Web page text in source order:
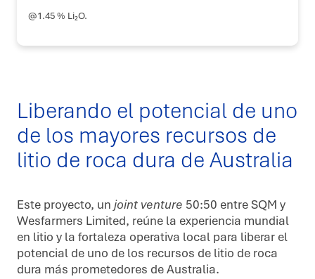
@1.45 % Li₂O.
Liberando el potencial de uno
de los mayores recursos de
litio de roca dura de Australia
Este proyecto, un joint venture 50:50 entre SQM y
Wesfarmers Limited, reúne la experiencia mundial
en litio y la fortaleza operativa local para liberar el
potencial de uno de los recursos de litio de roca
dura más prometedores de Australia.